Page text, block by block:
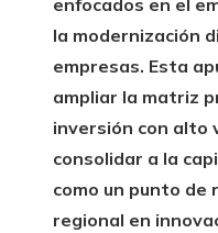
enfocados en el
la modernización
empresas. Esta
ampliar la matriz
inversión con alto
consolidar a la
como un punto de
regional en